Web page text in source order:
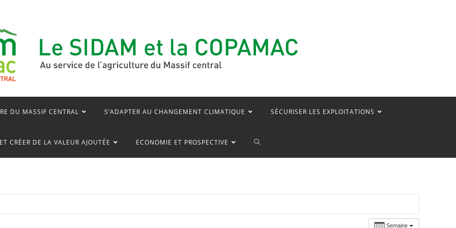
DU MASSIF CENTRAL S’ADAPTER AU CHANGEMENT CLIMATIQUE SÉCURISER LES EXPLOITATIONS
CRÉER DE LA VALEUR AJOUTÉE ECONOMIE ET PROSPECTIVE TOGGLE
Semaine